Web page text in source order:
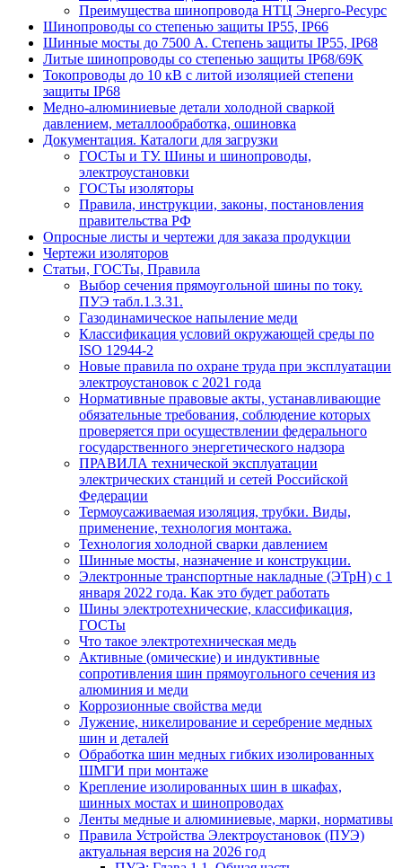
Преимущества шинопровода НТЦ Энерго-Ресурс
Шинопроводы со степенью защиты IP55, IP66
Шинные мосты до 7500 А. Степень защиты IP55, IP68
Литые шинопроводы со степенью защиты IP68/69K
Токопроводы до 10 кВ с литой изоляцией степени
защиты IP68
Медно-алюминиевые детали холодной сваркой
давлением, металлообработка, ошиновка
Документация. Каталоги для загрузки
ГОСТы и ТУ. Шины и шинопроводы,
электроустановки
ГОСТы изоляторы
Правила, инструкции, законы, постановления
правительства РФ
Опросные листы и чертежи для заказа продукции
Чертежи изоляторов
Статьи, ГОСТы, Правила
Выбор сечения прямоугольной шины по току.
ПУЭ табл.1.3.31.
Газодинамическое напыление меди
Классификация условий окружающей среды по
ISO 12944-2
Новые правила по охране труда при эксплуатации
электроустановок с 2021 года
Нормативные правовые акты, устанавливающие
обязательные требования, соблюдение которых
проверяется при осуществлении федерального
государственного энергетического надзора
ПРАВИЛА технической эксплуатации
электрических станций и сетей Российской
Федерации
Термоусаживаемая изоляция, трубки. Виды,
применение, технология монтажа.
Технология холодной сварки давлением
Шинные мосты, назначение и конструкции.
Электронные транспортные накладные (ЭТрН) с 1
января 2022 года. Как это будет работать
Шины электротехнические, классификация,
ГОСТы
Что такое электротехническая медь
Активные (омические) и индуктивные
сопротивления шин прямоугольного сечения из
алюминия и меди
Коррозионные свойства меди
Лужение, никелирование и серебрение медных
шин и деталей
Обработка шин медных гибких изолированных
ШМГИ при монтаже
Крепление изолированных шин в шкафах,
шинных мостах и шинопроводах
Ленты медные и алюминиевые, марки, нормативы
Правила Устройства Электроустановок (ПУЭ)
актуальная версия на 2026 год